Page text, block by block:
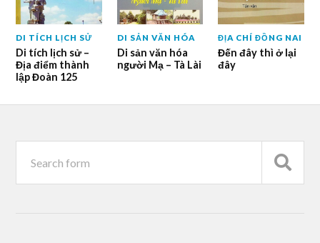
DI TÍCH LỊCH SỬ
Di tích lịch sử –
Địa điểm thành
lập Đoàn 125
DI SẢN VĂN HÓA
Di sản văn hóa
người Mạ – Tà Lài
ĐỊA CHÍ ĐỒNG NAI
Đến đây thì ở lại
đây